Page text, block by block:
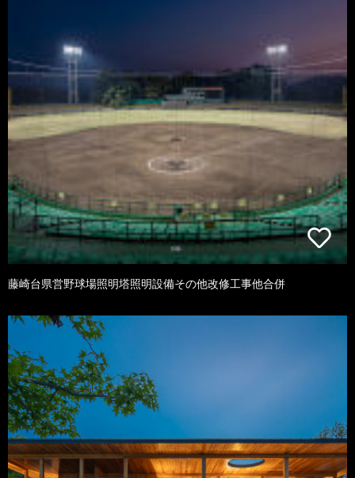
藤崎台県営野球場照明塔照明設備その他改修工事他合併